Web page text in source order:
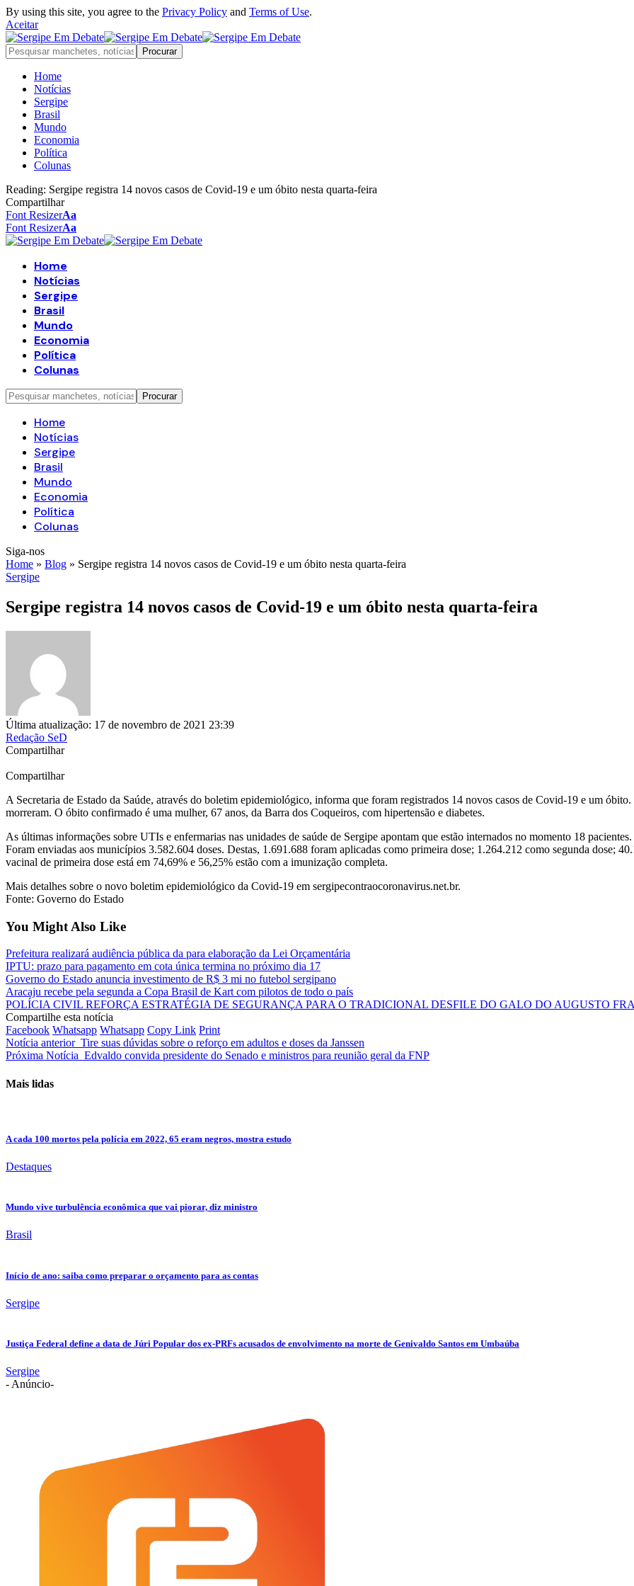
By using this site, you agree to the Privacy Policy and Terms of Use.
Aceitar
Home
Notícias
Sergipe
Brasil
Mundo
Economia
Política
Colunas
Reading: Sergipe registra 14 novos casos de Covid-19 e um óbito nesta quarta-feira
Compartilhar
Font ResizerAa
Font ResizerAa
Home
Notícias
Sergipe
Brasil
Mundo
Economia
Política
Colunas
Home
Notícias
Sergipe
Brasil
Mundo
Economia
Política
Colunas
Siga-nos
Home » Blog » Sergipe registra 14 novos casos de Covid-19 e um óbito nesta quarta-feira
Sergipe
Sergipe registra 14 novos casos de Covid-19 e um óbito nesta quarta-feira
Última atualização: 17 de novembro de 2021 23:39
Redação SeD
Compartilhar
Compartilhar
A Secretaria de Estado da Saúde, através do boletim epidemiológico, informa que foram registrados 14 novos casos de Covid-19 e um
morreram. O óbito confirmado é uma mulher, 67 anos, da Barra dos Coqueiros, com hipertensão e diabetes.
As últimas informações sobre UTIs e enfermarias nas unidades de saúde de Sergipe apontam que estão internados no momento 18
Foram enviadas aos municípios 3.582.604 doses. Destas, 1.691.688 foram aplicadas como primeira dose; 1.264.212 como segunda dose;
vacinal de primeira dose está em 74,69% e 56,25% estão com a imunização completa.
Mais detalhes sobre o novo boletim epidemiológico da Covid-19 em sergipecontraocoronavirus.net.br.
Fonte: Governo do Estado
You Might Also Like
Prefeitura realizará audiência pública da para elaboração da Lei Orçamentária
IPTU: prazo para pagamento em cota única termina no próximo dia 17
Governo do Estado anuncia investimento de R$ 3 mi no futebol sergipano
Aracaju recebe pela segunda a Copa Brasil de Kart com pilotos de todo o país
POLÍCIA CIVIL REFORÇA ESTRATÉGIA DE SEGURANÇA PARA O TRADICIONAL DESFILE DO GALO DO AUGUSTO
Compartilhe esta notícia
Facebook Whatsapp Whatsapp Copy Link Print
Notícia anterior Tire suas dúvidas sobre o reforço em adultos e doses da Janssen
Próxima Notícia Edvaldo convida presidente do Senado e ministros para reunião geral da FNP
Mais lidas
A cada 100 mortos pela polícia em 2022, 65 eram negros, mostra estudo
Destaques
Mundo vive turbulência econômica que vai piorar, diz ministro
Brasil
Início de ano: saiba como preparar o orçamento para as contas
Sergipe
Justiça Federal define a data de Júri Popular dos ex-PRFs acusados de envolvimento na morte de Genivaldo Santos em Umbaúba
Sergipe
- Anúncio-